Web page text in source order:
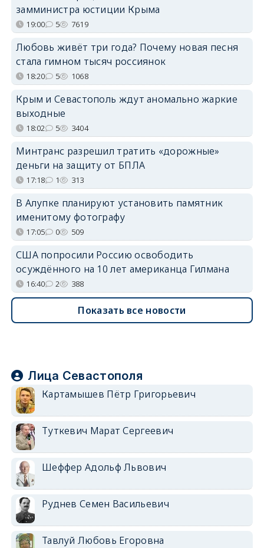
замминистра юстиции Крыма
19:00 5 7619
Любовь живёт три года? Почему новая песня
стала гимном тысяч россиянок
18:20 5 1068
Крым и Севастополь ждут аномально жаркие
выходные
18:02 5 3404
Минтранс разрешил тратить «дорожные»
деньги на защиту от БПЛА
17:18 1 313
В Алупке планируют установить памятник
именитому фотографу
17:05 0 509
США попросили Россию освободить
осуждённого на 10 лет американца Гилмана
16:40 2 388
Показать все новости
Лица Севастополя
Картамышев Пётр Григорьевич
Туткевич Марат Сергеевич
Шеффер Адольф Львович
Руднев Семен Васильевич
Тавлуй Любовь Егоровна